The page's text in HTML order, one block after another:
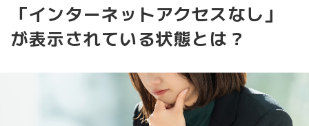
「インターネットアクセスなし」
が表示されている状態とは？